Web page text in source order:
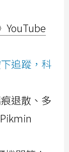
YouTube
追蹤，科
退散、多